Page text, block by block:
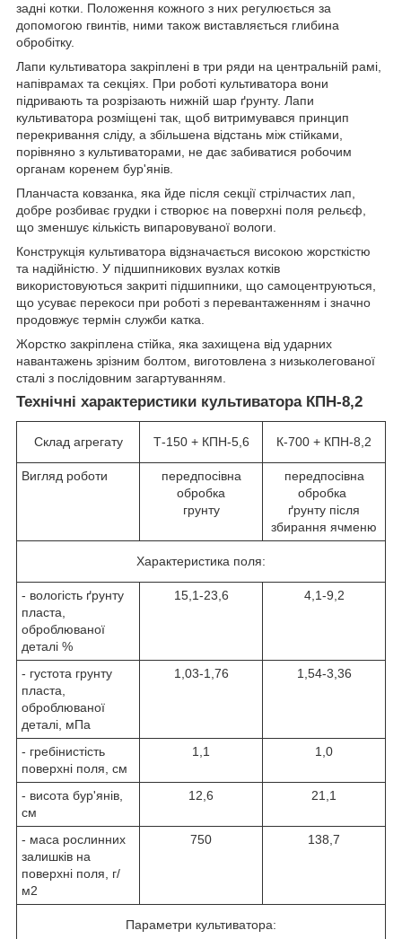
задні котки. Положення кожного з них регулюється за
допомогою гвинтів, ними також виставляється глибина
обробітку.
Лапи культиватора закріплені в три ряди на центральній рамі,
напіврамах та секціях. При роботі культиватора вони
підривають та розрізають нижній шар ґрунту. Лапи
культиватора розміщені так, щоб витримувався принцип
перекривання сліду, а збільшена відстань між стійками,
порівняно з культиваторами, не дає забиватися робочим
органам коренем бур'янів.
Планчаста ковзанка, яка йде після секції стрілчастих лап,
добре розбиває грудки і створює на поверхні поля рельєф,
що зменшує кількість випаровуваної вологи.
Конструкція культиватора відзначається високою жорсткістю
та надійністю. У підшипникових вузлах котків
використовуються закриті підшипники, що самоцентруються,
що усуває перекоси при роботі з перевантаженням і значно
продовжує термін служби катка.
Жорстко закріплена стійка, яка захищена від ударних
навантажень зрізним болтом, виготовлена з низьколегованої
сталі з послідовним загартуванням.
Технічні характеристики культиватора КПН-8,2
Склад агрегату Т-150 + КПН-5,6 К-700 + КПН-8,2
Вигляд роботи
передпосівна
обробка
грунту
передпосівна
обробка
ґрунту після
збирання ячменю
Характеристика поля:
- вологість ґрунту
пласта,
оброблюваної
деталі %
15,1-23,6 4,1-9,2
- густота грунту
пласта,
оброблюваної
деталі, мПа
1,03-1,76 1,54-3,36
- гребінистість
поверхні поля, см
1,1 1,0
- висота бур'янів,
см
12,6 21,1
- маса рослинних
залишків на
поверхні поля, г/
м2
750 138,7
Параметри культиватора: